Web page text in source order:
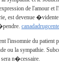
de l'amour
devenue
l'insomnie du patient
la sympathie.
n�cessaire.